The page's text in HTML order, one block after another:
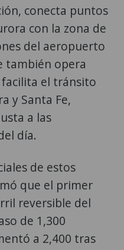
del aeropuerto
también opera
facilita el tránsito
y Santa Fe,
a las
día.
de estos
reversible del
de 1,300
a 2,400 tras
sociales.
ordenado la